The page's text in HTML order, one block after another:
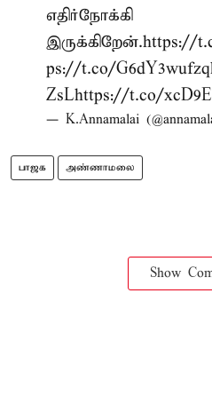
எதிர்நோக்கி
இருக்கிறேன்.https://
ps://t.co/G6dY3wufzq
ZsLhttps://t.co/
— K.Annamalai
பாஜக அண்ணாமலை
Show